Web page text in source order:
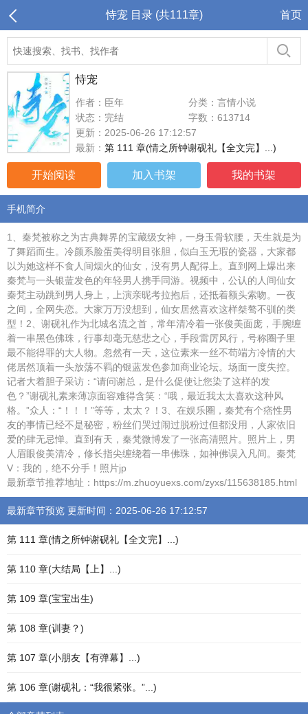
恃宠 目录 (共111章) 首页
恃宠
作者：臣年
分类：言情小说
状态：完结
字数：613714
更新：2025-06-26 17:12:57
最新： 第 111 章(情之所钟谢砚礼【全文完】...)
开始阅读 加入书架 我的书架
手机简介
1、秦梵被称之为古典舞界的宝藏级女神，一身玉骨软腰，天生就是为
了舞蹈而生。冷颜系脸蛋美得明目张胆，似白玉无瑕的瓷器，大家都
以为她这样不食人间烟火的仙女，没有男人配得上。直到网上爆出来
秦梵与一头银蓝发色的年轻男人携手同游。视频中，公认的人间仙女
秦梵主动跳到男人身上，上演亲昵考拉抱后，还抵着额头索吻。一夜
之间，全网失恋。大家万万没想到，仙女居然喜欢这样桀骜不驯的类
型！2、谢砚礼作为北城名流之首，常年清冷着一张俊美面庞，手腕缠
着一串黑色佛珠，行事却毫无慈悲之心，手段雷厉风行，号称圈子里
最不能得罪的大人物。忽然有一天，这位素来一丝不苟端方冷情的大
佬居然顶着一头放荡不羁的银蓝发色参加商业论坛。场面一度失控。
记者大着胆子采访：“请问谢总，是什么促使让您染了这样的发
色？”谢砚礼素来薄凉面容难得含笑：“哦，最近我太太喜欢这种风
格。”众人：“！！！”等等，太太？！3、在娱乐圈，秦梵有个痞性男
友的事情已经不是秘密，粉丝们哭过闹过脱粉过但都没用，人家依旧
爱的肆无忌惮。直到有天，秦梵微博发了一张高清照片。照片上，男
人眉眼俊美清冷，修长指尖缠绕着一串佛珠，如神佛误入凡间。秦梵
V：我的，绝不分手！照片jp
最新章节推荐地址：https://m.zhuoyuexs.com/zyxs/115638185.html
最新章节预览 更新时间：2025-06-26 17:12:57
第 111 章(情之所钟谢砚礼【全文完】...)
第 110 章(大结局【上】...)
第 109 章(宝宝出生)
第 108 章(训妻？)
第 107 章(小朋友【有弹幕】...)
第 106 章(谢砚礼：“我很紧张。”...)